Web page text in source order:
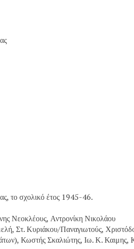
το σχολικό έτος 1945-46.
Νεοκλέους, Αντρονίκη Νικολάου
Στ. Κυριάκου/Παναγιωτούς,
Κωστής Σκαλιώτης, Ιω. Κ.